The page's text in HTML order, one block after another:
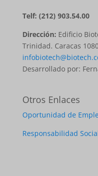
Telf: (212) 903.54.00
Dirección: Edificio
Trinidad. Caracas
Desarrollado por:
Otros Enlaces
Oportunidad de
Responsabilidad